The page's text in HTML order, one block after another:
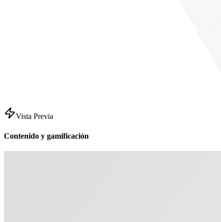
Vista Previa
Contenido y gamificación